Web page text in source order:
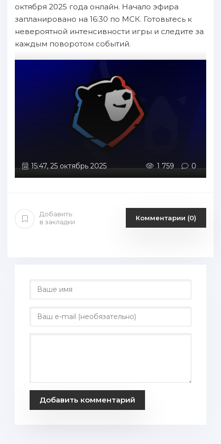
октября 2025 года онлайн. Начало эфира
запланировано на 16:30 по МСК. Готовьтесь к
невероятной интенсивности игры и следите за
каждым поворотом событий.
15:47, 25 октябрь 2025 1 759 0
Добавить
в закладки
Комментарии (0)
Добавить комментарий